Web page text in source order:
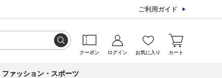
ご利用ガイド
クーポン ログイン お気に入り カート
ファッション・スポーツ